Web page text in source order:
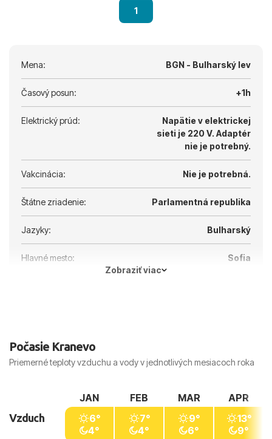
1
Mena: BGN - Bulharský lev
Časový posun: +1h
Elektrický prúd:
Napätie v elektrickej
sieti je 220 V. Adaptér
nie je potrebný.
Vakcinácia: Nie je potrebná.
Štátne zriadenie: Parlamentná republika
Jazyky: Bulharský
Hlavné mesto:
Sofia
Zobraziť viac
Počasie Kranevo
Priemerné teploty vzduchu a vody v jednotlivých mesiacoch roka
Vzduch
JAN
6°
4°
FEB
7°
4°
MAR
9°
6°
APR
13°
9°